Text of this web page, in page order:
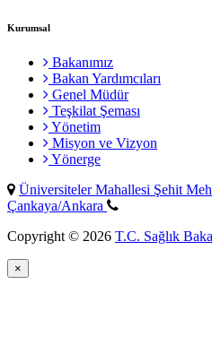
Kurumsal
Bakanımız
Bakan Yardımcıları
Genel Müdür
Teşkilat Şeması
Yönetim
Misyon ve Vizyon
Yönerge
Üniversiteler Mahallesi Şehit
Çankaya/Ankara
Copyright © 2026 T.C. Sağlık
×